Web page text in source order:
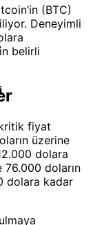
(BTC)
Deneyimli
belirli
fiyat
üzerine
dolara
76.000 doların
dolara kadar